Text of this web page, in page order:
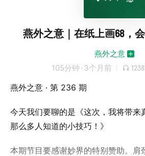
燕外之意｜在纸上画68，
燕外之意
105分钟 · 3个月前
燕外之意 · 第 236 期
今天我们要聊的是《这次，我将带来
那么多人知道的小技巧！》
本期节目要感谢妙界的特别赞助。肩